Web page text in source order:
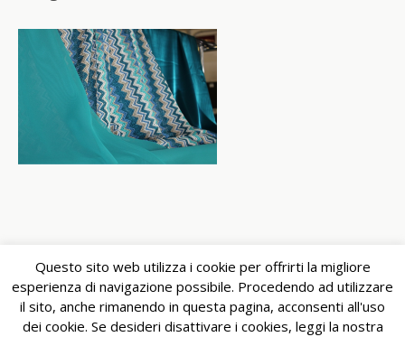
Torna su
Questo sito web utilizza i cookie per offrirti la migliore
esperienza di navigazione possibile. Procedendo ad utilizzare
il sito, anche rimanendo in questa pagina, acconsenti all'uso
dei cookie. Se desideri disattivare i cookies, leggi la nostra